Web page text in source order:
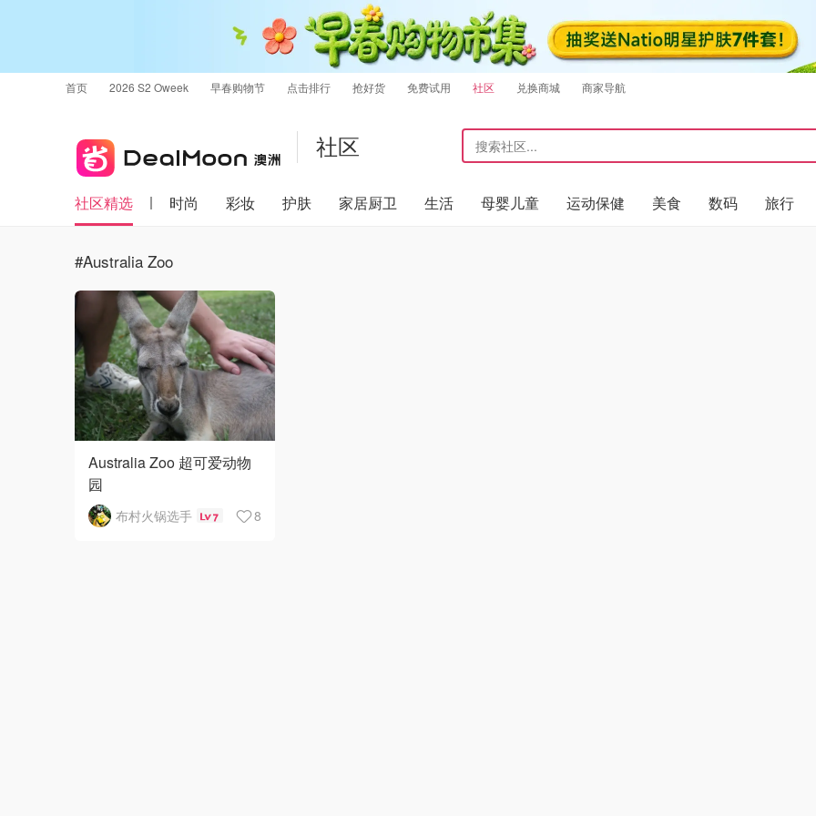
首页 2026 S2 Oweek 早春购物节 点击排行 抢好货 免费试用 社区 兑换商城 商家导航
社区
社区精选 时尚 彩妆 护肤 家居厨卫 生活 母婴儿童 运动保健 美食 数码 旅行
#Australia Zoo
Australia Zoo 超可爱动物
园
布村火锅选手 7 8